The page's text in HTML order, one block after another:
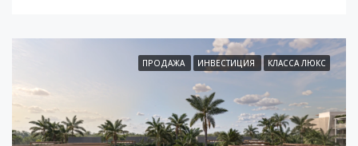
ПРОДАЖА ИНВЕСТИЦИЯ КЛАССА ЛЮКС